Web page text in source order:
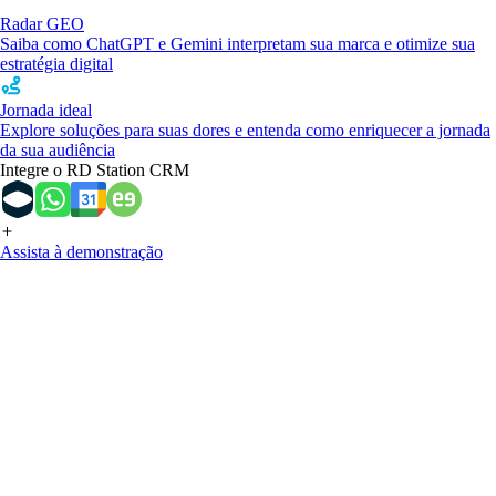
Radar GEO
Saiba como ChatGPT e Gemini interpretam sua marca e otimize sua
estratégia digital
Jornada ideal
Explore soluções para suas dores e entenda como enriquecer a jornada
da sua audiência
Integre o RD Station CRM
Assista à demonstração